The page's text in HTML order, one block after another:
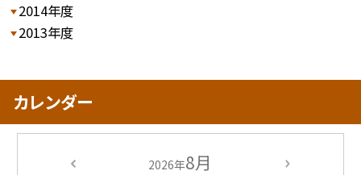
2014年度
2013年度
カレンダー
2026年8月